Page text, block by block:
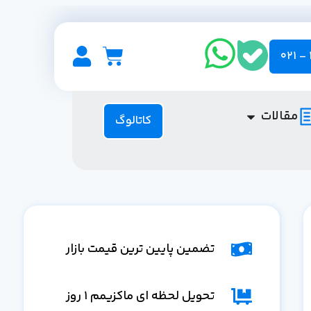
مقالات کاتالوگ
تضمین پایین ترین قیمت بازار
تحویل لحظه ای ماکزیمم 1 روز